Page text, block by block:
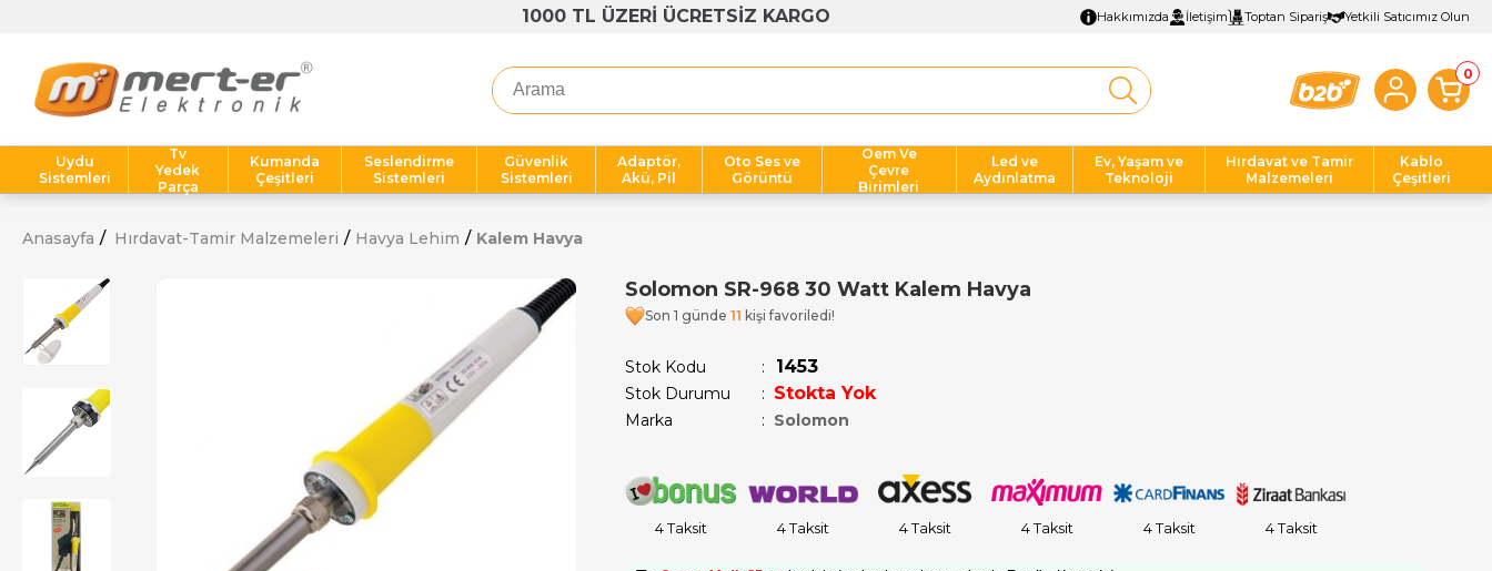
1000 TL ÜZERİ ÜCRETSİZ KARGO Hakkımızda İletişim Toptan Sipariş Yetkili Satıcımız Olun
0
Uydu
Sistemleri
Tv
Yedek
Parça
Kumanda
Çeşitleri
Seslendirme
Sistemleri
Güvenlik
Sistemleri
Adaptör,
Akü, Pil
Oto Ses ve
Görüntü
Oem Ve
Çevre
Birimleri
Led ve
Aydınlatma
Ev, Yaşam ve
Teknoloji
Hırdavat ve Tamir
Malzemeleri
Kablo
Çeşitleri
Anasayfa Hırdavat-Tamir Malzemeleri Havya Lehim Kalem Havya
Solomon SR-968 30 Watt Kalem Havya
Son 12 saatte12 kişi sepetine ekledi!
Stok Kodu 1453
Stok Durumu : Stokta Yok
Marka : Solomon
4 Taksit 4 Taksit 4 Taksit 4 Taksit 4 Taksit 4 Taksit